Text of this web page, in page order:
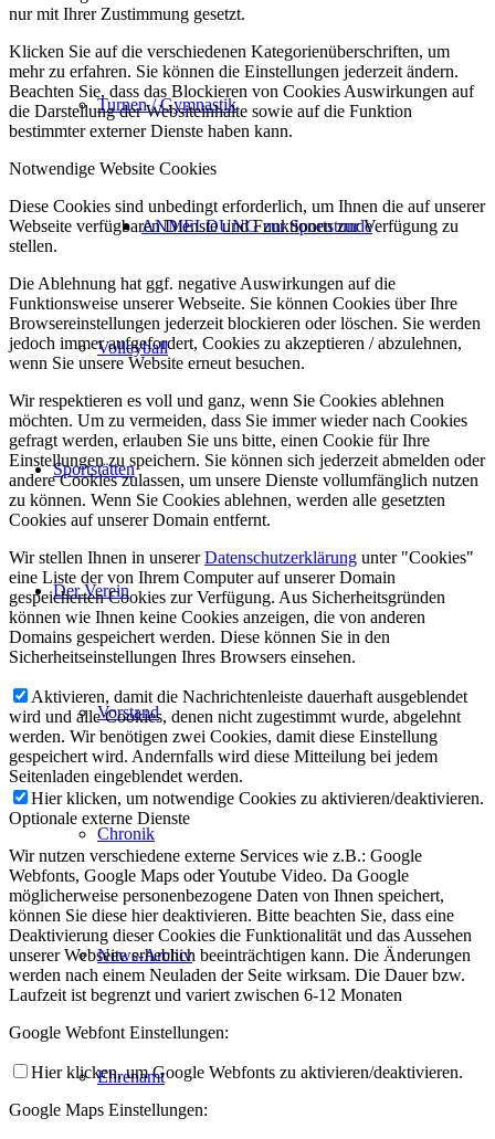
Turnen / Gymnastik
ANMELDUNG zur Sportstunde
Volleyball
Sportstätten
Der Verein
Vorstand
Chronik
News-Archiv
Ehrenamt
nur mit Ihrer Zustimmung gesetzt.
Klicken Sie auf die verschiedenen Kategorienüberschriften, um
mehr zu erfahren. Sie können die Einstellungen jederzeit ändern.
Beachten Sie, dass das Blockieren von Cookies Auswirkungen auf
die Darstellung der Websiteinhalte sowie auf die Funktion
bestimmter externer Dienste haben kann.
Notwendige Website Cookies
Diese Cookies sind unbedingt erforderlich, um Ihnen die auf unserer
Webseite verfügbaren Dienste und Funktionen zur Verfügung zu
stellen.
Die Ablehnung hat ggf. negative Auswirkungen auf die
Funktionsweise unserer Webseite. Sie können Cookies über Ihre
Browsereinstellungen jederzeit blockieren oder löschen. Sie werden
jedoch immer aufgefordert, Cookies zu akzeptieren / abzulehnen,
wenn Sie unsere Website erneut besuchen.
Wir respektieren es voll und ganz, wenn Sie Cookies ablehnen
möchten. Um zu vermeiden, dass Sie immer wieder nach Cookies
gefragt werden, erlauben Sie uns bitte, einen Cookie für Ihre
Einstellungen zu speichern. Sie können sich jederzeit abmelden oder
andere Cookies zulassen, um unsere Dienste vollumfänglich nutzen
zu können. Wenn Sie Cookies ablehnen, werden alle gesetzten
Cookies auf unserer Domain entfernt.
Wir stellen Ihnen in unsererDatenschutzerklärung unter "Cookies"
eine Liste der von Ihrem Computer auf unserer Domain
gespeicherten Cookies zur Verfügung. Aus Sicherheitsgründen
können wie Ihnen keine Cookies anzeigen, die von anderen
Domains gespeichert werden. Diese können Sie in den
Sicherheitseinstellungen Ihres Browsers einsehen.
Aktivieren, damit die Nachrichtenleiste dauerhaft ausgeblendet
wird und alle Cookies, denen nicht zugestimmt wurde, abgelehnt
werden. Wir benötigen zwei Cookies, damit diese Einstellung
gespeichert wird. Andernfalls wird diese Mitteilung bei jedem
Seitenladen eingeblendet werden.
Hier klicken, um notwendige Cookies zu aktivieren/deaktivieren.
Optionale externe Dienste
Wir nutzen verschiedene externe Services wie z.B.: Google
Webfonts, Google Maps oder Youtube Video. Da Google
möglicherweise personenbezogene Daten von Ihnen speichert,
können Sie diese hier deaktivieren. Bitte beachten Sie, dass eine
Deaktivierung dieser Cookies die Funktionalität und das Aussehen
unserer Webseite erheblich beeinträchtigen kann. Die Änderungen
werden nach einem Neuladen der Seite wirksam. Die Dauer bzw.
Laufzeit ist begrenzt und variert zwischen 6-12 Monaten
Google Webfont Einstellungen:
Hier klicken, um Google Webfonts zu aktivieren/deaktivieren.
Google Maps Einstellungen: